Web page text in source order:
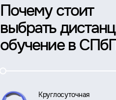
Почему стоит
выбрать
обучение в
Круглосуточная